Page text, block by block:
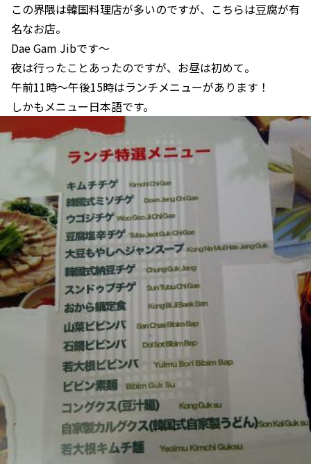
この界隈は韓国料理店が多いのですが、こちらは豆腐が有
名なお店。
Dae Gam Jibです～
夜は行ったことあったのですが、お昼は初めて。
午前11時～午後15時はランチメニューがあります！
しかもメニュー日本語です。